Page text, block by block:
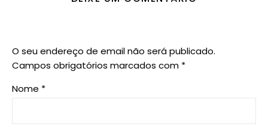
O seu endereço de email não será publicado.
Campos obrigatórios marcados com *
Nome *